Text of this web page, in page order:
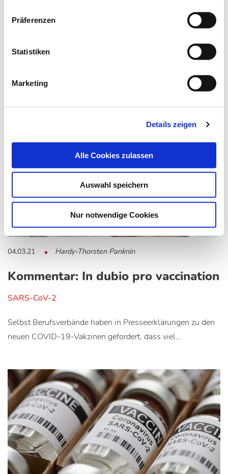
Präferenzen
Statistiken
Marketing
Details zeigen
Alle Cookies zulassen
Auswahl speichern
Nur notwendige Cookies
04.03.21 Hardy-Thorsten Panknin
Kommentar: In dubio pro vaccination
SARS-CoV-2
Selbst Berufsverbände haben in Presseerklärungen zu den
neuen COVID-19-Vakzinen gefordert, dass viel…